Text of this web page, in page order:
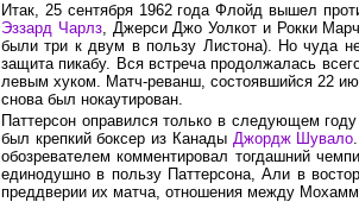
Итак, 25 сентября 1962 года Флойд вышел
Эззард Чарлз, Джерси Джо Уолкот и Рокки
были три к двум в пользу Листона). Но чуда
защита пикабу. Вся встреча продолжалась
левым хуком. Матч-реванш, состоявшийся22
снова был нокаутирован.
Паттерсон оправился только в следующем
был крепкий боксер из Канады Джордж Шувало
обозревателем комментировал тогдашний
единодушно в пользу Паттерсона, Али в
преддверии их матча, отношения между